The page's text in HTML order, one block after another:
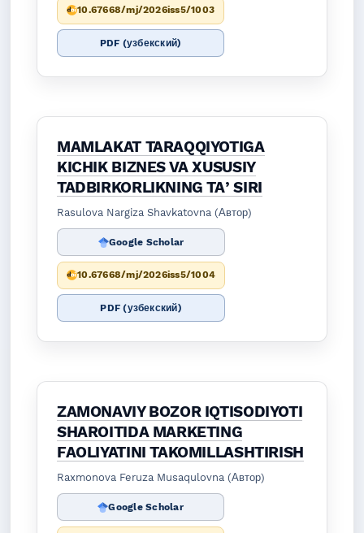
10.67668/mj/2026iss5/1003
PDF (узбекский)
MAMLAKAT TARAQQIYOTIGA
KICHIK BIZNES VA XUSUSIY
TADBIRKORLIKNING TAʼSIRI
Rasulova Nargiza Shavkatovna (Автор)
Google Scholar
10.67668/mj/2026iss5/1004
PDF (узбекский)
ZAMONAVIY BOZOR IQTISODIYOTI
SHAROITIDA MARKETING
FAOLIYATINI TAKOMILLASHTIRISH
Raxmonova Feruza Musaqulovna (Автор)
Google Scholar